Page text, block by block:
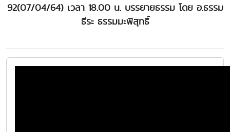
92(07/04/64) เวลา 18.00 น. บรรยายธรรม โดย อ.ธรรม
ธีระ ธรรมมะพิสุทธิ์